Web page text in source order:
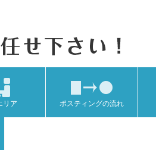
リア ポスティングの流れ